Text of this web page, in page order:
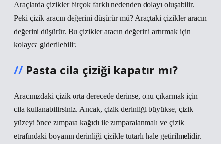
Araçlarda çizikler birçok farklı nedenden dolayı oluşabilir.
Peki çizik aracın değerini düşürür mü? Araçtaki çizikler aracın
değerini düşürür. Bu çizikler aracın değerini artırmak için
kolayca giderilebilir.
Pasta cila çiziği kapatır mı?
Aracınızdaki çizik orta derecede derinse, onu çıkarmak için
cila kullanabilirsiniz. Ancak, çizik derinliği büyükse, çizik
yüzeyi önce zımpara kağıdı ile zımparalanmalı ve çizik
etrafındaki boyanın derinliği çizikle tutarlı hale getirilmelidir.